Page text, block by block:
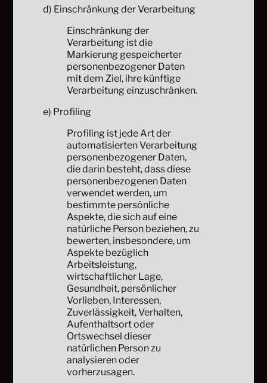
d) Einschränkung der Verarbeitung
Einschränkung der
Verarbeitung ist die
Markierung gespeicherter
personenbezogener Daten
mit dem Ziel, ihre künftige
Verarbeitung einzuschränken.
e) Profiling
Profiling ist jede Art der
automatisierten Verarbeitung
personenbezogener Daten,
die darin besteht, dass diese
personenbezogenen Daten
verwendet werden, um
bestimmte persönliche
Aspekte, die sich auf eine
natürliche Person beziehen, zu
bewerten, insbesondere, um
Aspekte bezüglich
Arbeitsleistung,
wirtschaftlicher Lage,
Gesundheit, persönlicher
Vorlieben, Interessen,
Zuverlässigkeit, Verhalten,
Aufenthaltsort oder
Ortswechsel dieser
natürlichen Person zu
analysieren oder
vorherzusagen.